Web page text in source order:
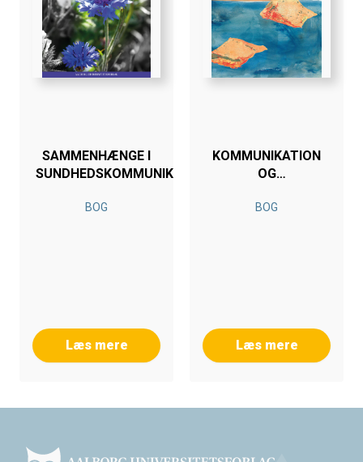
SAMMENHÆNGE I
SUNDHEDSKOMMUNIKATION
BOG
Læs mere
KOMMUNIKATION
OG
BOG
Læs mere